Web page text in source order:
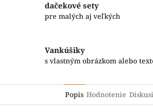
dačekové sety
pre malých aj veľkých
Vankúšiky
s vlastným obrázkom alebo
Popis Hodnotenie